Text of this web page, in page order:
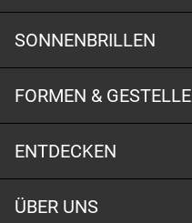
SONNENBRILLEN
FORMEN & GESTELLE
ENTDECKEN
ÜBER UNS